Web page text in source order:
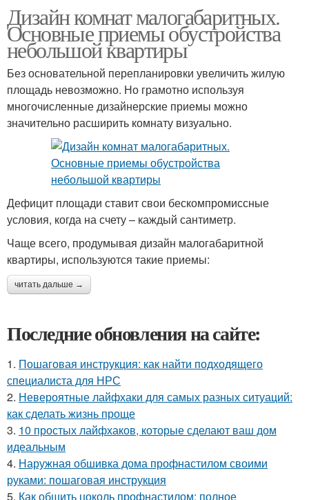
Дизайн комнат малогабаритных.
Основные приемы обустройства
небольшой квартиры
Без основательной перепланировки увеличить жилую
площадь невозможно. Но грамотно используя
многочисленные дизайнерские приемы можно
значительно расширить комнату визуально.
Дефицит площади ставит свои бескомпромиссные
условия, когда на счету – каждый сантиметр.
Чаще всего, продумывая дизайн малогабаритной
квартиры, используются такие приемы:
читать дальше →
Последние обновления на сайте:
1. Пошаговая инструкция: как найти подходящего
специалиста для НРС
2. Невероятные лайфхаки для самых разных ситуаций:
как сделать жизнь проще
3. 10 простых лайфхаков, которые сделают ваш дом
идеальным
4. Наружная обшивка дома профнастилом своими
руками: пошаговая инструкция
5. Как обшить цоколь профнастилом: полное